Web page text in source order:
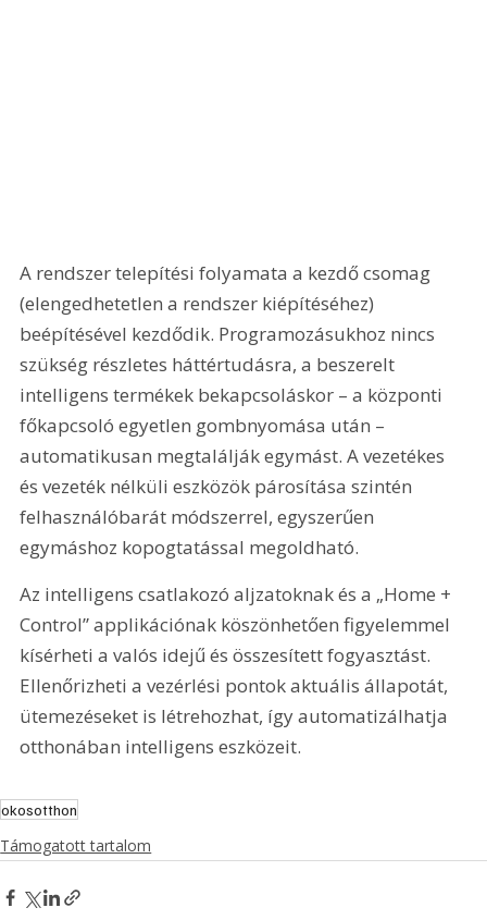
A rendszer telepítési folyamata a kezdő csomag
(elengedhetetlen a rendszer kiépítéséhez)
beépítésével kezdődik. Programozásukhoz nincs
szükség részletes háttértudásra, a beszerelt
intelligens termékek bekapcsoláskor – a központi
főkapcsoló egyetlen gombnyomása után –
automatikusan megtalálják egymást. A vezetékes
és vezeték nélküli eszközök párosítása szintén
felhasználóbarát módszerrel, egyszerűen
egymáshoz kopogtatással megoldható.
Az intelligens csatlakozó aljzatoknak és a „Home +
Control” applikációnak köszönhetően figyelemmel
kísérheti a valós idejű és összesített fogyasztást.
Ellenőrizheti a vezérlési pontok aktuális állapotát,
ütemezéseket is létrehozhat, így automatizálhatja
otthonában intelligens eszközeit.
okosotthon
Támogatott tartalom